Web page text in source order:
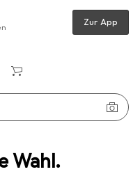
Wahl.
Zur App
Triumph-Adler 121 PD Eco